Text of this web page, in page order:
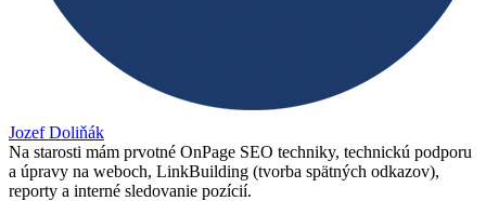
Jozef Doliňák
Na starosti mám prvotné OnPage SEO techniky, technickú podporu
a úpravy na weboch, LinkBuilding (tvorba spätných odkazov),
reporty a interné sledovanie pozícií.